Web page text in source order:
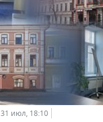
31 июл, 18:10